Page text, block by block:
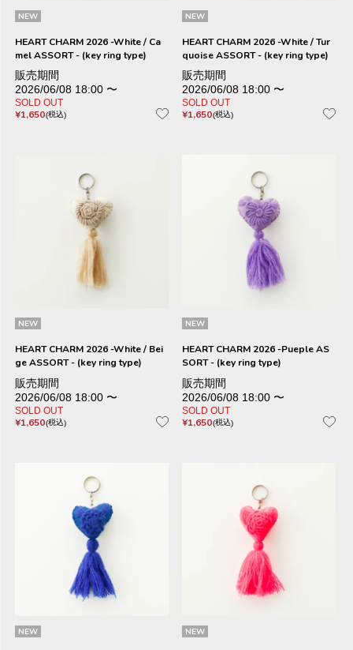
NEW
HEART CHARM 2026 -White / Ca
mel ASSORT - (key ring type)
販売期間
2026/06/08 18:00 〜
SOLD OUT
¥1,650 税込
NEW
HEART CHARM 2026 -White / Tur
quoise ASSORT - (key ring type)
販売期間
2026/06/08 18:00 〜
SOLD OUT
¥1,650 税込
NEW
HEART CHARM 2026 -White / Bei
ge ASSORT - (key ring type)
販売期間
2026/06/08 18:00 〜
SOLD OUT
¥1,650 税込
NEW
HEART CHARM 2026 -Pueple AS
SORT - (key ring type)
販売期間
2026/06/08 18:00 〜
SOLD OUT
¥1,650 税込
NEW NEW